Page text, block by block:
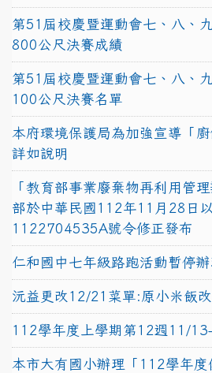
第51屆校慶暨運動會七、八、
800公尺決賽成績
第51屆校慶暨運動會七、八、
100公尺決賽名單
本府環境保護局為加強宣導「廚
詳如說明
「教育部事業廢棄物再利用管
部於中華民國112年11月28日
1122704535A號令修正發布
仁和國中七年級路跑活動暫停
沅益更改12/21菜單:原小米飯
112學年度上學期第12週11/
本市大有國小辦理「112學年度